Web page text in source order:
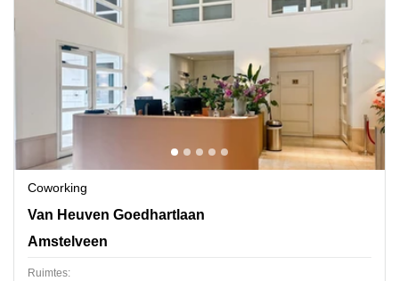
Coworking
Van Heuven Goedhartlaan 13D, Amstelveen
Van Heuven Goedhartlaan
Amstelveen
Ruimtes: